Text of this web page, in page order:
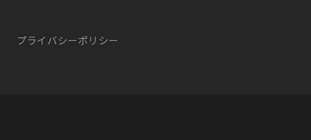
プライバシーポリシー